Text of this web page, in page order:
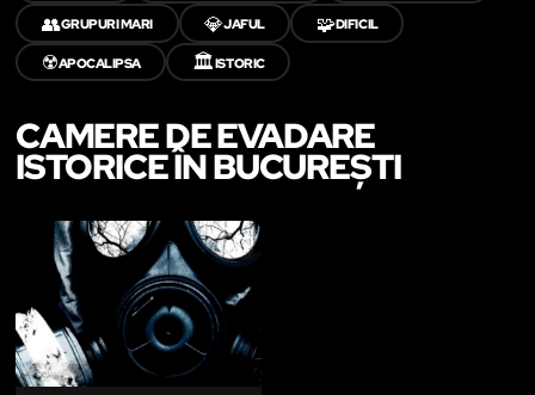
👥GRUPURI MARI 💎JAFUL 🧩DIFICIL
☢️APOCALIPSA 🏛️ISTORIC
CAMERE DE EVADARE
ISTORICE ÎN BUCUREȘTI
LIKE